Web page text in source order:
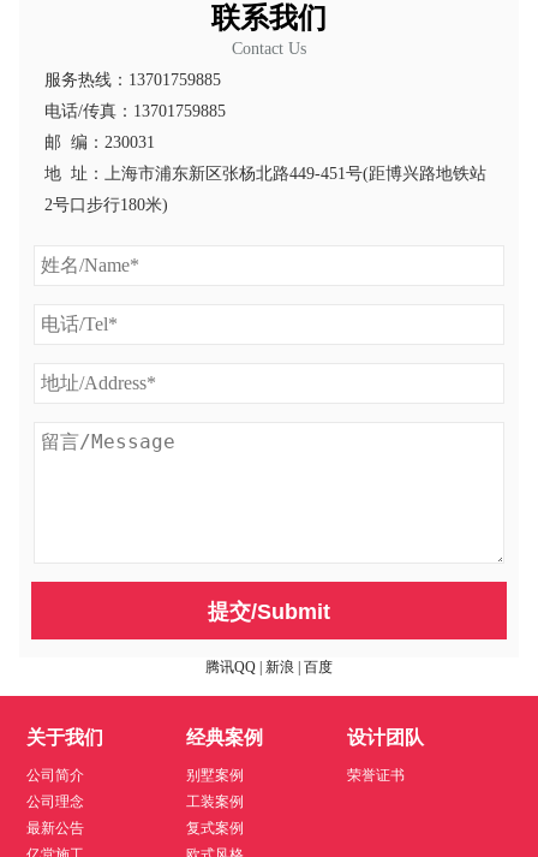
联系我们
Contact Us
服务热线：13701759885
电话/传真：13701759885
邮 编：230031
地 址：上海市浦东新区张杨北路449-451号(距博兴路地铁站
2号口步行180米)
提交/Submit
腾讯QQ | 新浪 | 百度
关于我们
公司简介
公司理念
最新公告
经典案例
别墅案例
工装案例
复式案例
设计团队
荣誉证书